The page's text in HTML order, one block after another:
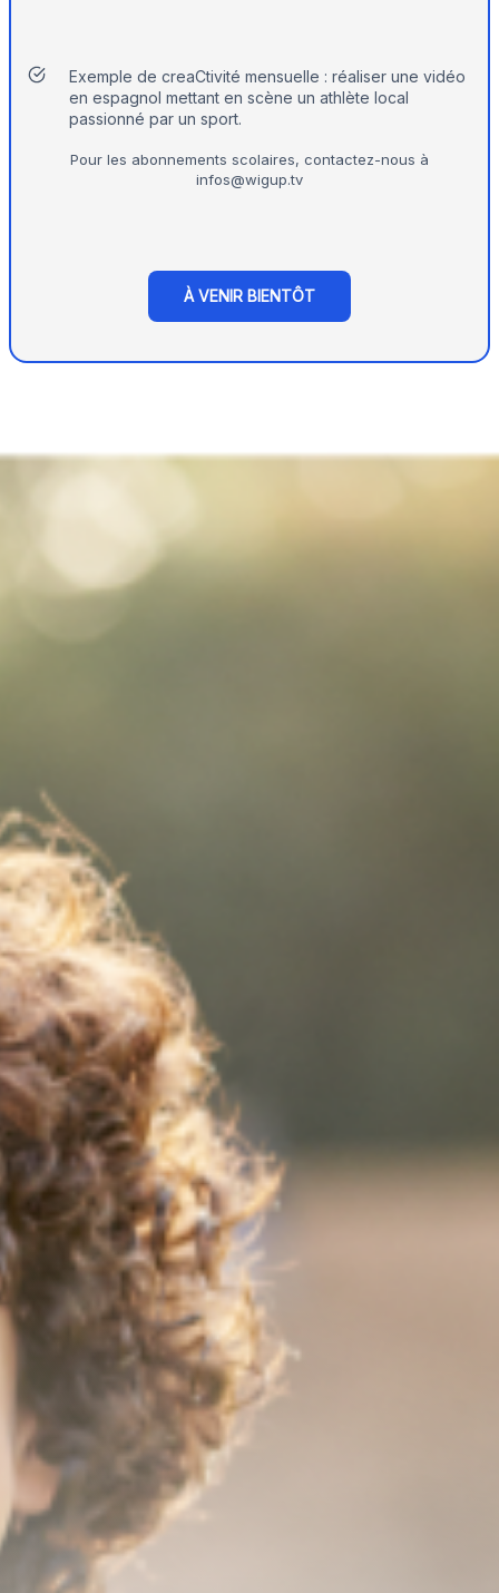
Exemple de creaCtivité mensuelle : réaliser une vidéo
en espagnol mettant en scène un athlète local
passionné par un sport.
Pour les abonnements scolaires, contactez-nous à
infos@wigup.tv
À VENIR BIENTÔT